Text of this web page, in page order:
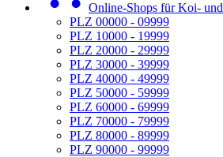
Online-Shops für Koi-
PLZ 00000 - 09999
PLZ 10000 - 19999
PLZ 20000 - 29999
PLZ 30000 - 39999
PLZ 40000 - 49999
PLZ 50000 - 59999
PLZ 60000 - 69999
PLZ 70000 - 79999
PLZ 80000 - 89999
PLZ 90000 - 99999